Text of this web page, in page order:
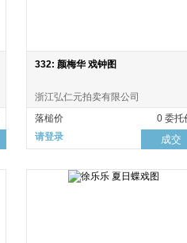
332: 颜梅华 戏钟图
浙江弘仁元拍卖有限公司
落槌价
0 委托
请登录
成交